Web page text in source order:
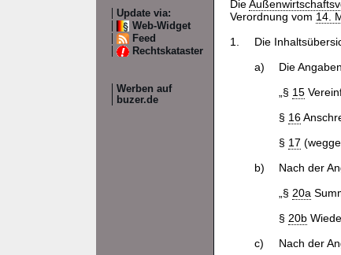
Update via:
Web-Widget
Feed
Rechtskataster
Werben auf
buzer.de
Die
Verordnung vom 14.
1.
Die
a)
Die
„§ 15
§ 16
§ 17
b)
Nach der
„§ 20a
§ 20b
c)
Nach der